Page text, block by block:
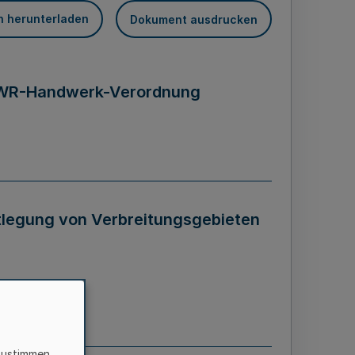
herunterladen Dokument ausdrucken
Handwerk-Verordnung
von Verbreitungsgebieten